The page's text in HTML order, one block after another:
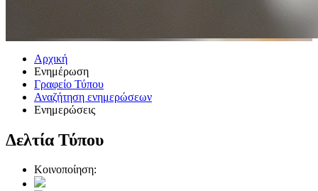
Αρχική
Ενημέρωση
Γραφείο Τύπου
Αναζήτηση ενημερώσεων
Ενημερώσεις
Δελτία Τύπου
Κοινοποίηση: